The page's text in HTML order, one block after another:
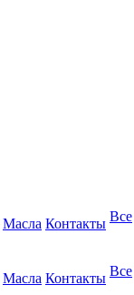
Масла Контакты Все
Масла Контакты Все